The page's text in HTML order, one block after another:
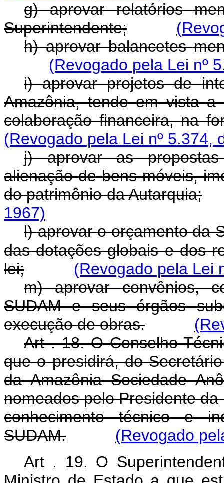
g) aprovar relatórios
Superintendente;
h) aprovar balancetes
(Revogado pela Lei nº
i) aprovar projetos de
Amazônia, tendo em vista
colaboração financeira, na
(Revogado pela Lei nº 5.374,
j) aprovar as
alienação de bens móveis,
do patrimônio da Autarquia;
1967)
l) aprovar o orçamento da
das dotações globais e dos
lei;
(Revogado pela Lei
m) aprovar convênios,
SUDAM e seus órgãos
execução de obras.
Art . 18. O Conselho
que o presidirá, do
da Amazônia Sociedade
nomeados pelo Presidente
conhecimento técnico e
SUDAM.
(Revogado
Art . 19. O